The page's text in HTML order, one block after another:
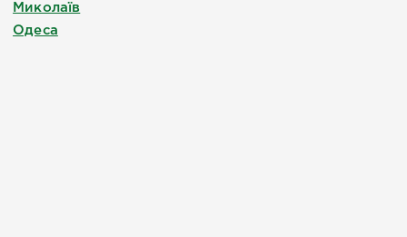
Миколаїв
Одеса